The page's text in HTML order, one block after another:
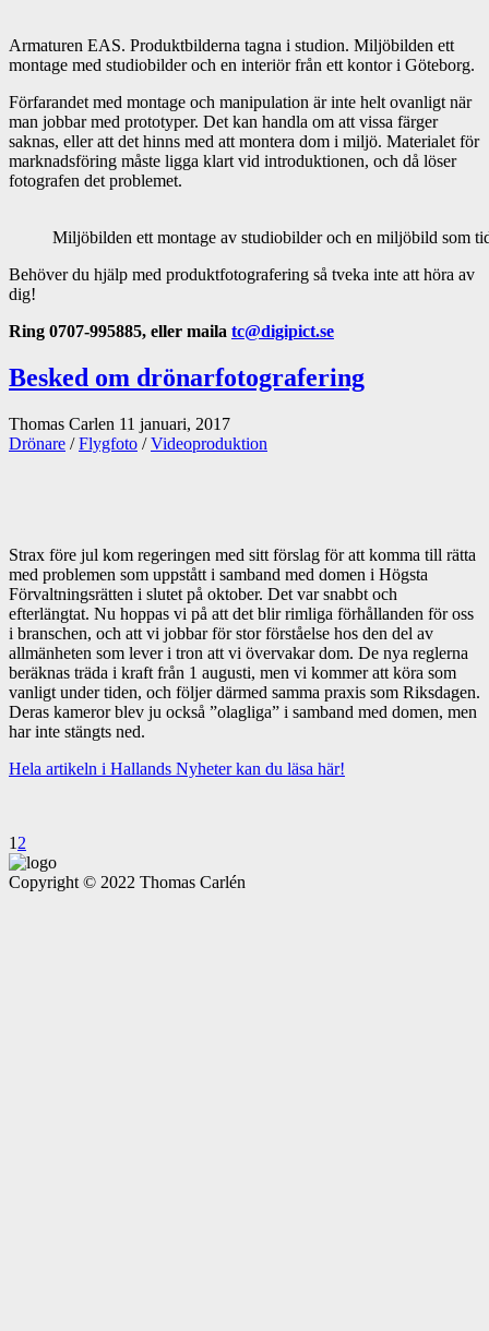
Armaturen EAS. Produktbilderna tagna i studion. Miljöbilden ett
montage med studiobilder och en interiör från ett kontor i Göteborg.
Förfarandet med montage och manipulation är inte helt ovanligt när
man jobbar med prototyper. Det kan handla om att vissa färger
saknas, eller att det hinns med att montera dom i miljö. Materialet för
marknadsföring måste ligga klart vid introduktionen, och då löser
fotografen det problemet.
Miljöbilden ett montage av studiobilder och en miljöbild som
Behöver du hjälp med produktfotografering så tveka inte att höra av
dig!
Ring 0707-995885, eller maila tc@digipict.se
Besked om drönarfotografering
Thomas Carlen 11 januari, 2017
Drönare /Flygfoto /Videoproduktion
Strax före jul kom regeringen med sitt förslag för att komma till rätta
med problemen som uppstått i samband med domen i Högsta
Förvaltningsrätten i slutet på oktober. Det var snabbt och
efterlängtat. Nu hoppas vi på att det blir rimliga förhållanden för oss
i branschen, och att vi jobbar för stor förståelse hos den del av
allmänheten som lever i tron att vi övervakar dom. De nya reglerna
beräknas träda i kraft från 1 augusti, men vi kommer att köra som
vanligt under tiden, och följer därmed samma praxis som Riksdagen.
Deras kameror blev ju också ”olagliga” i samband med domen, men
har inte stängts ned.
Hela artikeln i Hallands Nyheter kan du läsa här!
1 2
Copyright © 2022 Thomas Carlén